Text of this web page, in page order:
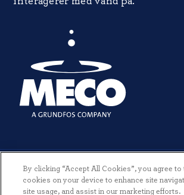
By clicking “Accept All Cookies”, you agree
cookies on your device to enhance site
site usage, and assist in our marketing efforts.